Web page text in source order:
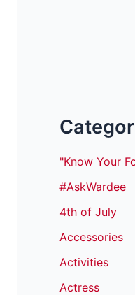
"Know Your
#AskWardee
4th of July
Accessories
Activities
Actress